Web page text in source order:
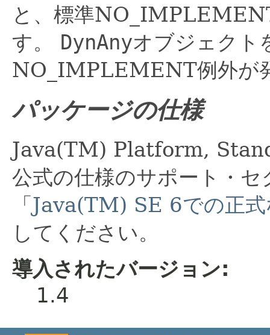
と、標準
す。
DynAnyオブジェクト
NO_IMPLEMENT例外が
パッケージの仕様
Java(TM) Platform,
公式の仕様のサポート・
「 Java(TM) SE 6での正
してください。
導入されたバージョン:
1.4